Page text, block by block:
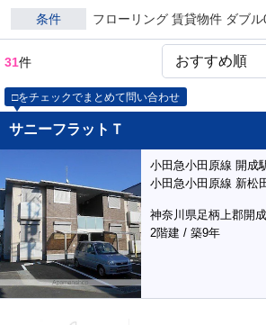
条件 フローリング 賃貸物件 ダブル
31件
□をチェックでまとめて問い合わせ
サニーフラットＴ
小田急小田原線 開成
小田急小田原線 新松
神奈川県足柄上郡開
2階建 / 築9年